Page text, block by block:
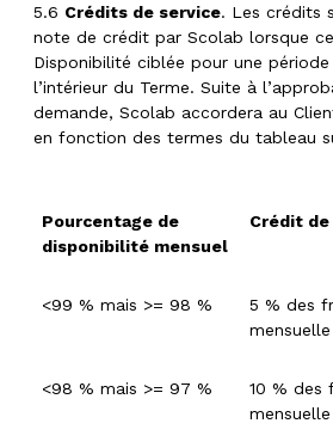
5.6 Crédits de service. Les crédits
note de crédit par Scolab lorsque
Disponibilité ciblée pour une
l’intérieur du Terme. Suite à
demande, Scolab accordera au
en fonction des termes du tableau
Pourcentage de
disponibilité mensuel
Crédit
<99 % mais >= 98 %
5 % des
<98 % mais >= 97 %
10 % des